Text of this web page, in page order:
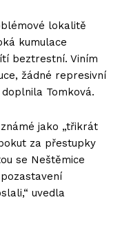
lokalitě
kumulace
beztrestní. Viním
žádné represivní
Tomková.
jako „třikrát
za přestupky
se Neštěmice
uvedla